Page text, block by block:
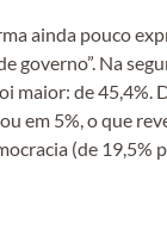
ainda pouco
governo”. Na
maior: de 45,4%.
em 5%, o que
(de 19,5%